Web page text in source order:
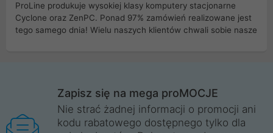
ProLine produkuje wysokiej klasy komputery stacjonarne
Cyclone oraz ZenPC. Ponad 97% zamówień realizowane jest
tego samego dnia! Wielu naszych klientów chwali sobie nasze
Wrocław, Poznań, Legnica, Katowice, Gliwice, Kalisz, Bytom,
Trzebnica, Opole. Szybka i profesjonalna obsługa!
ProLine to polska firma ze 100% polskim kapitałem. Działamy
Zapisz się na mega proMOCJE
Nie strać żadnej informacji o promocji ani
kodu rabatowego dostępnego tylko dla